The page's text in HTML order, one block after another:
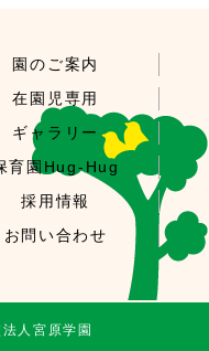
園のご案内
在園児専用
ギャラリー
育園Hug-Hug
採用情報
お問い合わせ
人宮原学園